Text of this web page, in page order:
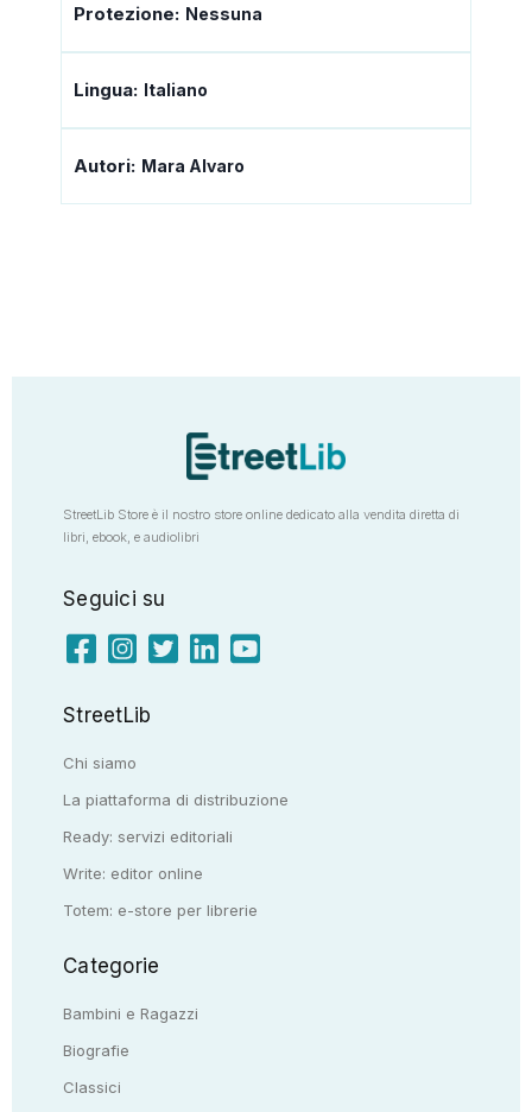
Protezione: Nessuna
Lingua: Italiano
Autori: Mara Alvaro
StreetLib Store è il nostro store online dedicato alla vendita diretta di
libri, ebook, e audiolibri
Seguici su
StreetLib
Chi siamo
La piattaforma di distribuzione
Ready: servizi editoriali
Write: editor online
Totem: e-store per librerie
Categorie
Bambini e Ragazzi
Biografie
Classici